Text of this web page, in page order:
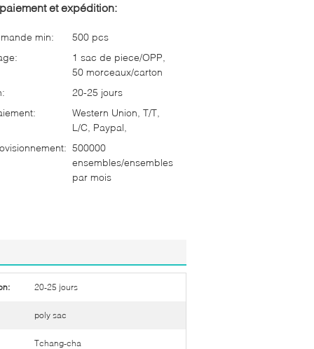
et expédition:
min:
500 pcs
1 sac de piece/OPP,
50 morceaux/carton
20-25 jours
Western Union, T/T,
L/C, Paypal,
500000
ensembles/ensembles
par mois
20-25 jours
poly sac
Tchang-cha